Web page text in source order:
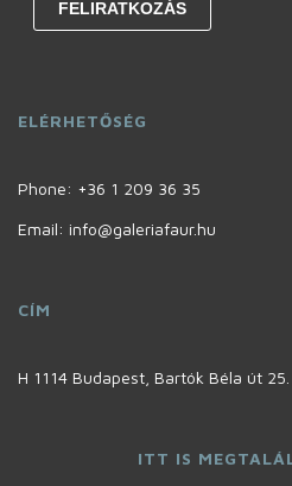
ELÉRHETŐSÉG
Phone: +36 1 209 36 35
Email: info@galeriafaur.hu
CÍM
H 1114 Budapest, Bartók Béla út 25.
ITT IS